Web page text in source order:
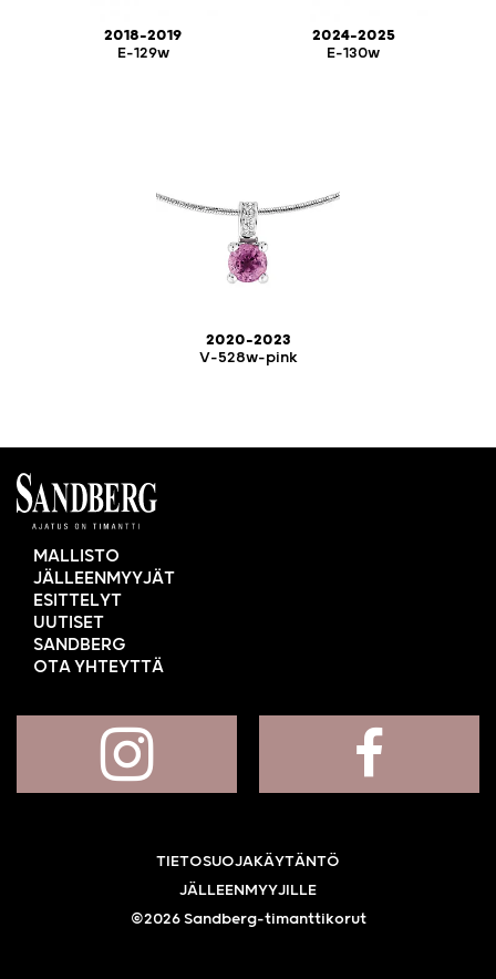
2018-2019
E-129w
2024-2025
E-130w
2020-2023
V-528w-pink
MALLISTO
JÄLLEENMYYJÄT
ESITTELYT
UUTISET
SANDBERG
OTA YHTEYTTÄ
TIETOSUOJAKÄYTÄNTÖ
JÄLLEENMYYJILLE
©2026 Sandberg-timanttikorut